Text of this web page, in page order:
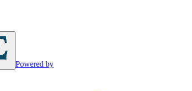
Powered by